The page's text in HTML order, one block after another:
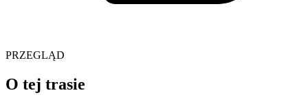
PRZEGLĄD
O tej trasie